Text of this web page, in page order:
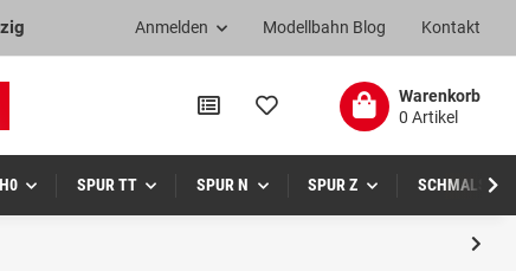
Kontakt
Modellbahn Blog
Anmelden
Warenkorb
0 Artikel
SPUR TT SPUR N SPUR Z SCHMALSPUR